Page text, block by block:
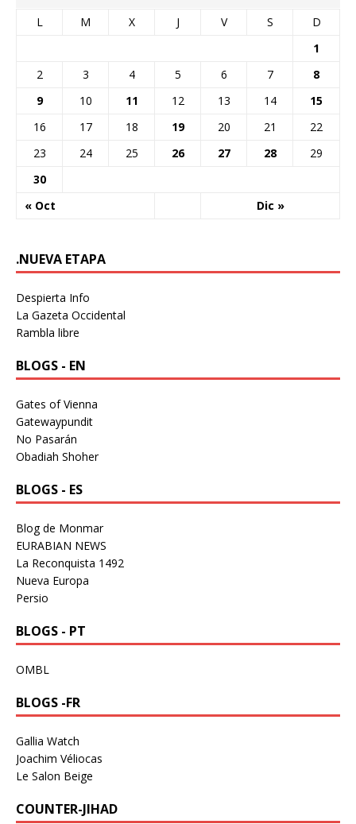
L M X J V S D
« Oct Dic »
1
2
3 4 5 6 7
8
9
10 11 12 13 14
15
16
17 18 19 20 21
22
23
24 25 26 27 28
29
30
.NUEVA ETAPA
Despierta Info
La Gazeta Occidental
Rambla libre
BLOGS - EN
Gates of Vienna
Gatewaypundit
No Pasarán
Obadiah Shoher
BLOGS - ES
Blog de Monmar
EURABIAN NEWS
La Reconquista 1492
Nueva Europa
Persio
BLOGS - PT
OMBL
BLOGS -FR
Gallia Watch
Joachim Véliocas
Le Salon Beige
COUNTER-JIHAD